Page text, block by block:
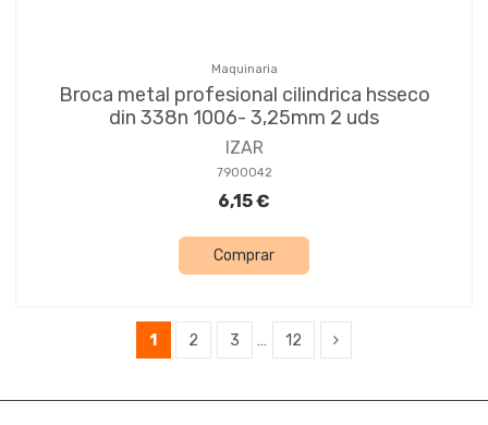
Maquinaria
Broca metal profesional cilindrica hsseco
din 338n 1006- 3,25mm 2 uds
IZAR
7900042
6,15 €
Comprar
1 2 3 … 12